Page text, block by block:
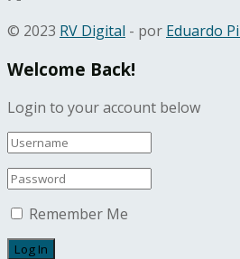
© 2023 RV Digital - por Eduardo
Welcome Back!
Login to your account below
Remember Me